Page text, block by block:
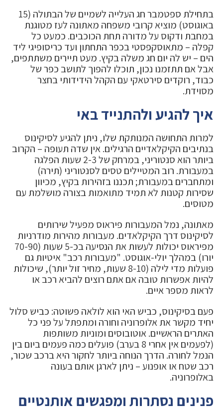
בתחילת ספטמבר חג העלייה לשמיים של הבתולה (15
באוגוסט) מוציא קרובי משפחה מאתונה לעז מטוגנת
במחבת ודקוס על מדורה תחת הכוכבים. כמעט כל
קפלה – מתאוסקפסטי בכפר התחתון ועד כריסופיגי ליד
הים – יש לה יום חג משלה בקיץ. מעט תיירים משתתפים,
אבל אם תתזמנו נכון, תוכלו להפוך לתושב כפר של
כבוד, רוקדים סירטאקי עם הקהל הידידותי בחצר
מסוידת.
איך להגיע ולהתנייד באי
למרות התחושה המנותקת שלו, ניתן להגיע לסיקינוס
בנתיבים הקיקלאדיים הרגילים. אין שדה תעופה – הקרוב
ביותר הוא סנטוריני, במרחק של 2-3 שעות הפלגה
במעבורת. רוב המטיילים טסים לסנטוריני (תירה)
ומתחברים במעבורת; תכננו בזהירות בקיץ, מכיוון
שסירות קטנות לא תמיד מתואמות בצורה מושלמת עם
מטוסים.
מאתונה, נמל המעבורות פיראוס מפעיל שירותים
לסיקינוס דרך הקיקלאדים. מעבורות מהירות מודרניות
מפיראוס יכולות לעשות את הנסיעה בכ-5 שעות (70-90
יורו) במהלך יולי-אוגוסט. "מעבורות רכב" איטיות גם
פועלות מדי לילה (8-10 שעות, מחיר זול יותר), שיכולות
להיות אפשרות טובה אם אתם רוצים להביא רכב או
לראות מספר איים.
פעם בסיקינוס, כביש האי הוא לולאה פשוטה: כביש סלול
יחיד מקשר את אלופרוניה וחורה ומתפתל על פני כל
האתרים הראשיים. אוטובוסים ומוניות משותפות
(לפעמים אין אחרי 8 בערב) פועלים כמה פעמים ביום בין
הנמל לחורה. הדרך הנוחה ביותר לחקור היא ברכב שכור,
רכב שטח או אופנוע – ניתן לארגן אותם בעונה
באלופרוניה.
פנינים נסתרות ומפגשים אותנטיים